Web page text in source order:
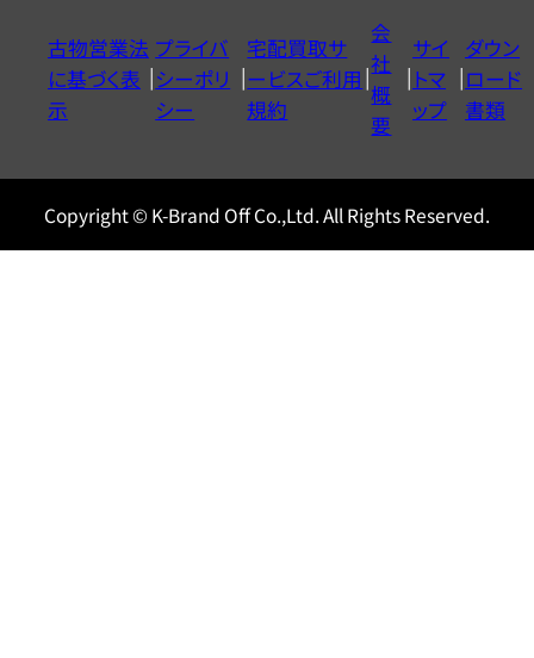
ヤ
ル
0120604117
古物営業法
に基づく表
示
プライバ
シーポリ
シー
宅配買取サ
ービスご利用
規約
会
社
概
要
サイ
トマ
ップ
ダウン
ロード
書類
Copyright © K-Brand Off Co.,Ltd. All Rights Reserved.